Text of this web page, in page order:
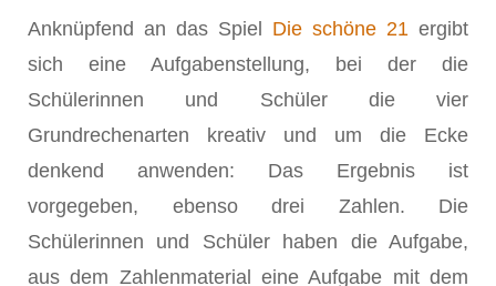
Anknüpfend an das Spiel Die schöne 21 ergibt
sich eine Aufgabenstellung, bei der die
Schülerinnen und Schüler die vier
Grundrechenarten kreativ und um die Ecke
denkend anwenden: Das Ergebnis ist
vorgegeben, ebenso drei Zahlen. Die
Schülerinnen und Schüler haben die Aufgabe,
aus dem Zahlenmaterial eine Aufgabe mit dem